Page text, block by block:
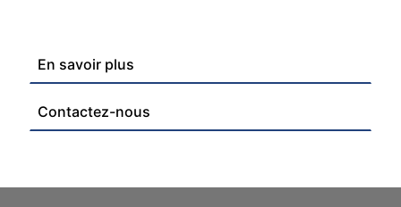
En savoir plus
Contactez-nous